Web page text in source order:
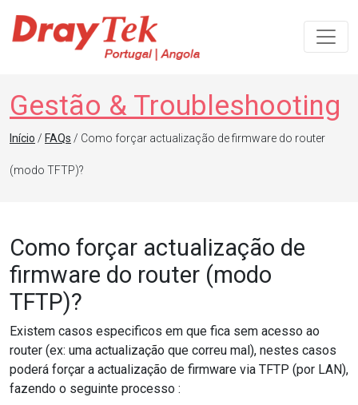
Navegação principal
Gestão & Troubleshooting
Início / FAQs / Como forçar actualização de firmware do router
(modo TFTP)?
Como forçar actualização de
firmware do router (modo
TFTP)?
Existem casos especificos em que fica sem acesso ao
router (ex: uma actualização que correu mal), nestes casos
poderá forçar a actualização de firmware via TFTP (por LAN),
fazendo o seguinte processo :